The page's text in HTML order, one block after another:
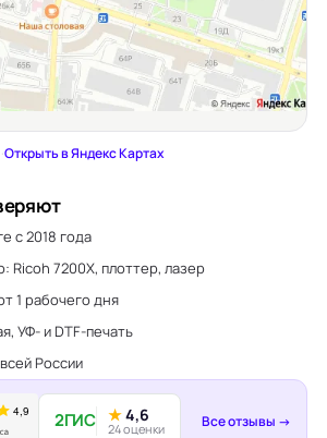
·Открыть в Яндекс Картах
с 2018 года
Ricoh 7200X, плоттер, лазер
1 рабочего дня
УФ- и DTF-печать
России
2ГИС ★4,6
24 оценки Все отзывы →